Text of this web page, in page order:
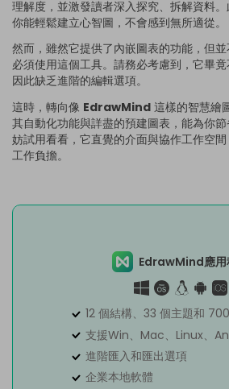
理解度，並激發讀者深入探究、拆解資料
你能輕鬆建立心智圖，不會感到無所適從。
然而，雖然它提供了內嵌圖表的功能，但
必須使用這個工具。請務必考慮到，它畢竟
因此缺乏進階的編輯選項。
這時，轉向像 EdrawMind 這樣的智慧繪
其自動化功能與詳盡的預建圖表，能為你
妨試用看看，它直覺的介面與協作工作空
工作負擔。
EdrawMind應用
12 個結構、33 個主題和
支援Win、Mac、Linux、
進階匯入和匯出選項
企業本地軟體